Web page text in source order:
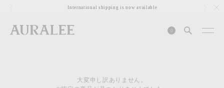
International shipping is now available
0
大変申し訳ありません。